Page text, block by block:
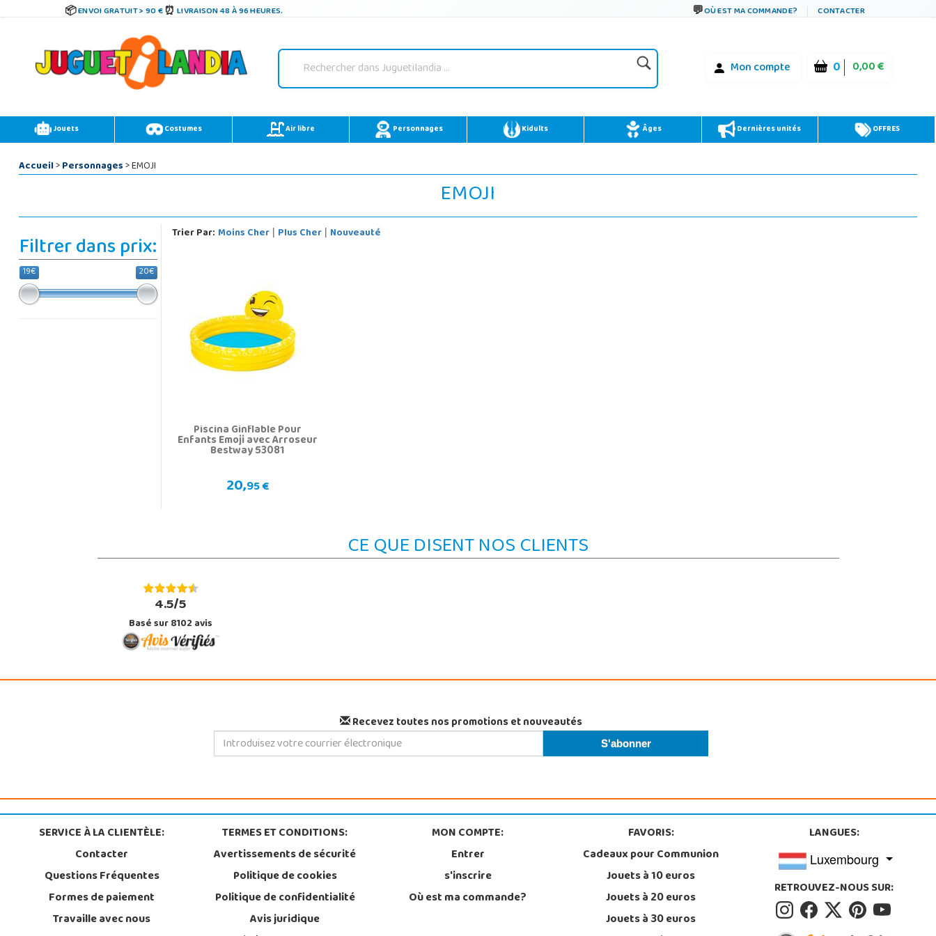
ENVOI GRATUIT > 90 € LIVRAISON 48 À 96 HEURES. OÙ EST MA COMMANDE? CONTACTER
Mon compte 0 0,00 €
Jouets Costumes Air libre Personnages Kidults Âges Dernières unités OFFRES
Accueil>Personnages> EMOJI
EMOJI
Filtrer dans prix:
19€ 20€
Trier Par: Moins Cher| Plus Cher| Nouveauté
Piscina Ginflable Pour
Enfants Emoji avec Arroseur
Bestway 53081
20,95 €
CE QUE DISENT NOS CLIENTS
4.5/5
Basé sur 8102 avis
Recevez toutes nos promotions et nouveautés
SERVICE À LA CLIENTÈLE:
Contacter
Questions Fréquentes
Formes de paiement
Travaille avec nous
TERMES ET CONDITIONS:
Avertissements de sécurité
Politique de cookies
Politique de confidentialité
Avis juridique
MON COMPTE:
Entrer
s'inscrire
Où est ma commande?
FAVORIS:
Cadeaux pour Communion
Jouets à 10 euros
Jouets à 20 euros
Jouets à 30 euros
LANGUES:
Luxembourg
RETROUVEZ-NOUS SUR: